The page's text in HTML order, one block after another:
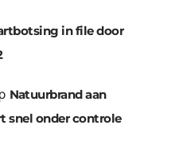
in file door
Natuurbrand aan
snel onder controle